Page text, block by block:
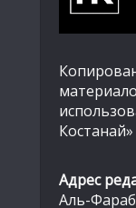
Адрес
Аль-